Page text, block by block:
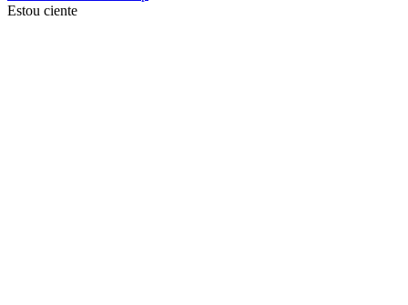
Estou ciente